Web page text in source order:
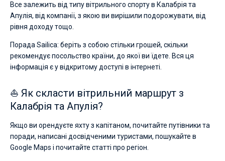
Все залежить від типу вітрильного спорту в Калабрія та
Апулія, від компанії, з якою ви вирішили подорожувати, від
рівня доходу тощо.
Порада Sailica: беріть з собою стільки грошей, скільки
рекомендує посольство країни, до якої ви їдете. Вся ця
інформація є у відкритому доступі в інтернеті.
⛵ Як скласти вітрильний маршрут з
Калабрія та Апулія?
Якщо ви орендуєте яхту з капітаном, почитайте путівники та
поради, написані досвідченими туристами, пошукайте в
Google Maps і почитайте статті про регіон.